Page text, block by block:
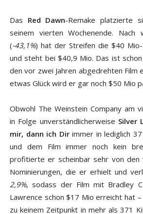
Das Red Dawn-Remake platzierte
seinem vierten Wochenende. Nach
(-43,1%) hat der Streifen die $40
und steht bei $40,9 Mio. Das ist
den vor zwei Jahren abgedrehten
etwas Glück wird er gar noch $50 Mio
Obwohl The Weinstein Company am
in Folge unverständlicherweise Silver
mir, dann ich Dirimmer in lediglich
und dem Film immer noch kein
profitierte er scheinbar sehr von den
Nominierungen, die er erhielt und
2,9%, sodass der Film mit Bradley
Lawrence schon $17 Mio erreicht hat
zu keinem Zeitpunkt in mehr als 371